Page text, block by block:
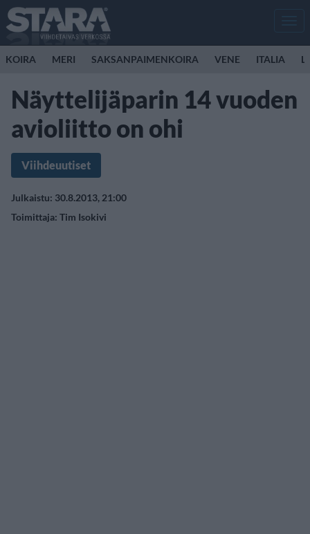
KOIRA MERI SAKSANPAIMENKOIRA VENE ITALIA
Näyttelijäparin 14 vuoden
avioliitto on ohi
Viihdeuutiset
Julkaistu: 30.8.2013, 21:00
Toimittaja: Tim Isokivi